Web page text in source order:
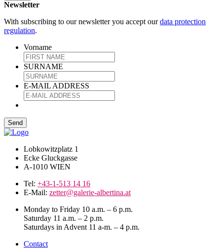
Newsletter
With subscribing to our newsletter you accept ourdata protection
regulation.
Vorname
SURNAME
E-MAIL ADDRESS
Lobkowitzplatz 1
Ecke Gluckgasse
A-1010 WIEN
Tel: +43-1-513 14 16
E-Mail: zetter@galerie-albertina.at
Monday to Friday 10 a.m. – 6 p.m.
Saturday 11 a.m. – 2 p.m.
Saturdays in Advent 11 a-m. – 4 p.m.
Contact